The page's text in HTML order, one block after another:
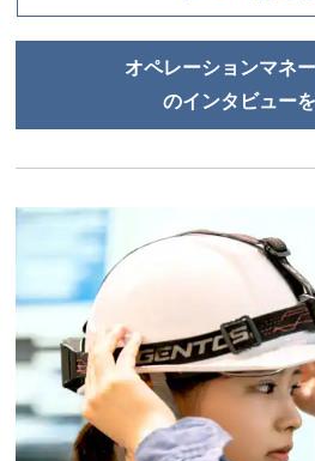
オペレーションマネ
のインタビュー